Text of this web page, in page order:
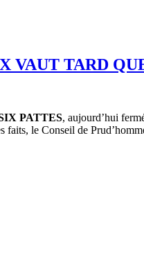
VAUT TARD
PATTES, aujourd’hui
faits, le Conseil de